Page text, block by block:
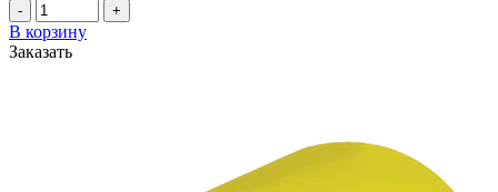
- +
В корзину
Заказать